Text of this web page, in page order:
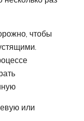
чтобы
или